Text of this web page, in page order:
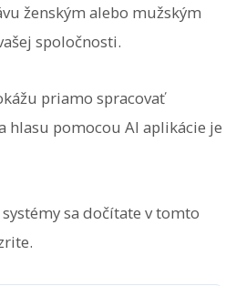
ženským alebo mužským
spoločnosti.
priamo spracovať
hlasu pomocou AI aplikácie je
sa dočítate v tomto